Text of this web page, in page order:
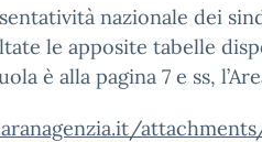
nazionale dei
le apposite tabelle
è alla pagina 7 e ss,